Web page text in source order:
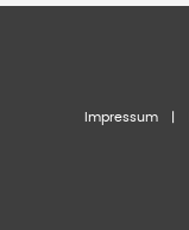
Impressum